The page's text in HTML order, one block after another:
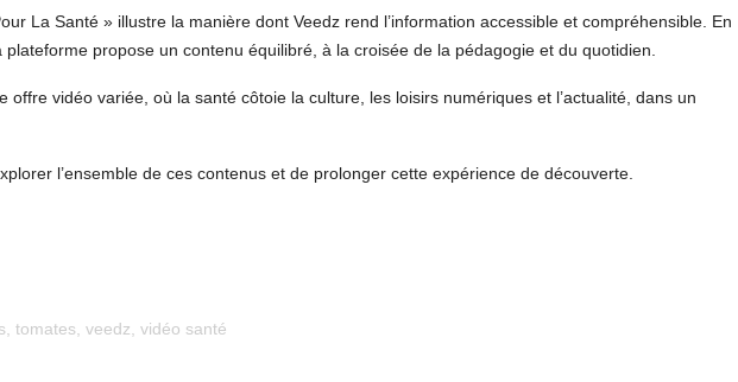
La Santé » illustre la manière dont Veedz rend l’information accessible et compréhensible. En
plateforme propose un contenu équilibré, à la croisée de la pédagogie et du quotidien.
offre vidéo variée, où la santé côtoie la culture, les loisirs numériques et l’actualité, dans un
l’ensemble de ces contenus et de prolonger cette expérience de découverte.
tomates veedz vidéo santé